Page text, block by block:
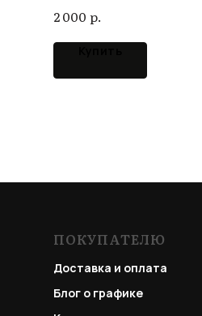
2 000 р.
ПОКУПАТЕЛЮ
Доставка и оплата
Блог о графике